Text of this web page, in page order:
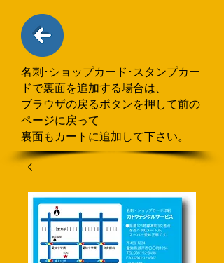
名刺･ショップカード･スタンプカー
ドで​裏面を追加する場合は、
ブラウザの戻るボタンを押して前の
ページに戻って
裏面もカートに追加して下さい。